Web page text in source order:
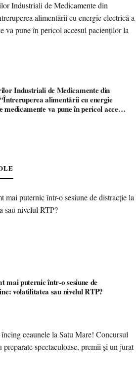
Industriali de Medicamente din
alimentării cu energie
va pune în pericol accesul
mai puternic într-o sesiune de
volatilitatea sau nivelul RTP?